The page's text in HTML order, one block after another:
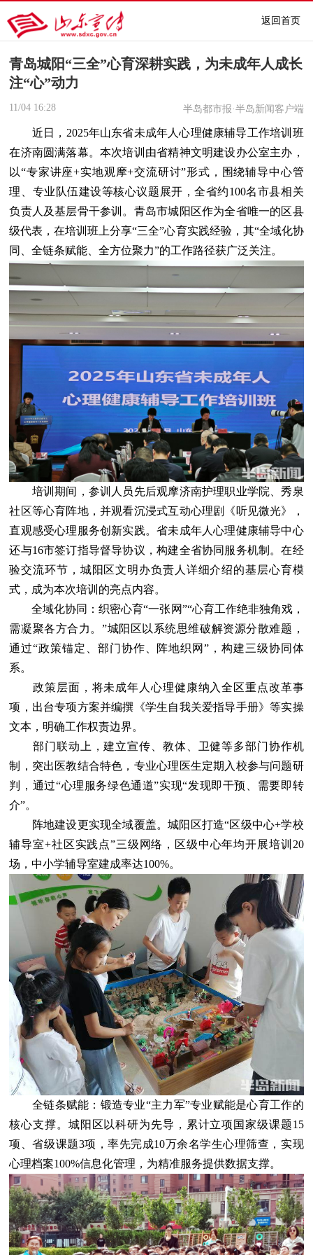
返回首页
青岛城阳“三全”心育深耕实践，为未成年人成长
注“心”动力
11/04 16:28 半岛都市报·半岛新闻客户端
近日，2025年山东省未成年人心理健康辅导工作培训班
在济南圆满落幕。本次培训由省精神文明建设办公室主办，
以“专家讲座+实地观摩+交流研讨”形式，围绕辅导中心管
理、专业队伍建设等核心议题展开，全省约100名市县相关
负责人及基层骨干参训。青岛市城阳区作为全省唯一的区县
级代表，在培训班上分享“三全”心育实践经验，其“全域化协
同、全链条赋能、全方位聚力”的工作路径获广泛关注。
培训期间，参训人员先后观摩济南护理职业学院、秀泉
社区等心育阵地，并观看沉浸式互动心理剧《听见微光》，
直观感受心理服务创新实践。省未成年人心理健康辅导中心
还与16市签订指导督导协议，构建全省协同服务机制。在经
验交流环节，城阳区文明办负责人详细介绍的基层心育模
式，成为本次培训的亮点内容。
全域化协同：织密心育“一张网”“心育工作绝非独角戏，
需凝聚各方合力。”城阳区以系统思维破解资源分散难题，
通过“政策锚定、部门协作、阵地织网”，构建三级协同体
系。
政策层面，将未成年人心理健康纳入全区重点改革事
项，出台专项方案并编撰《学生自我关爱指导手册》等实操
文本，明确工作权责边界。
部门联动上，建立宣传、教体、卫健等多部门协作机
制，突出医教结合特色，专业心理医生定期入校参与问题研
判，通过“心理服务绿色通道”实现“发现即干预、需要即转
介”。
阵地建设更实现全域覆盖。城阳区打造“区级中心+学校
辅导室+社区实践点”三级网络，区级中心年均开展培训20
场，中小学辅导室建成率达100%。
全链条赋能：锻造专业“主力军”专业赋能是心育工作的
核心支撑。城阳区以科研为先导，累计立项国家级课题15
项、省级课题3项，率先完成10万余名学生心理筛查，实现
心理档案100%信息化管理，为精准服务提供数据支撑。